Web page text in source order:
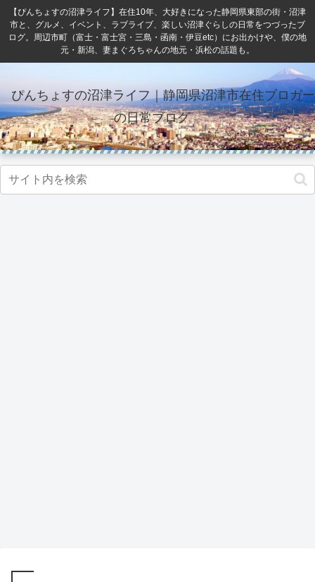
【ぴんちょすの沼津ライフ】在住10年、大好きになった静岡県東部の街・沼津
市と、グルメ、イベント、ラブライブ、楽しい沼津ぐらしの日常をつづったブ
ログ。周辺市町（富士・富士宮・三島・函南・伊豆etc）にお出かけや、僕の地
元・新潟、妻まぐろちゃんの地元・浜松の話題も。
ぴんちょすの沼津ライフ｜静岡県沼津市在住ブロガー
の日常ブログ